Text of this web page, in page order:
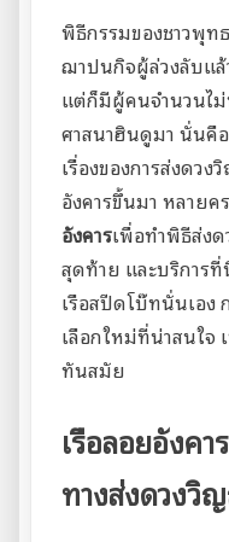
พิธีกรรมของชาวพุท
ฌาปนกิจผู้ล่วงลับแล้
แต่ก็มีผู้คนจำนวนไม่
ศาสนาฮินดูมา นั่นคื
เรื่องของการส่งดว
อังคารขึ้นมา หลาย
อังคารเพื่อทำพิธีส่ง
สุดท้าย และบริการ
เรือสปีดโบ๊ทนั่นเอง
เลือกใหม่ที่น่าสนใจ
ทันสมัย
เรือลอยอังคาร
ทางส่งดวง